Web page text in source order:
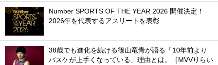
Number SPORTS OF THE YEAR 2026 開催決定！
2026年を代表するアスリートを表彰
38歳でも進化を続ける篠山竜青が語る「10年前より
バスケが上手くなっている」理由とは。［MVVりらい